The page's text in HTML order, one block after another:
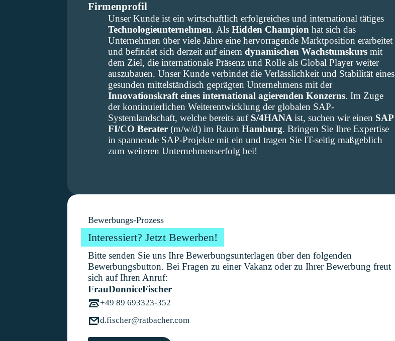
Firmenprofil
Unser Kunde ist ein wirtschaftlich erfolgreiches und international tätiges
Technologieunternehmen. Als Hidden Champion hat sich das
Unternehmen über viele Jahre eine hervorragende Marktposition erarbeitet
und befindet sich derzeit auf einem dynamischen Wachstumskurs mit
dem Ziel, die internationale Präsenz und Rolle als Global Player weiter
auszubauen. Unser Kunde verbindet die Verlässlichkeit und Stabilität eines
gesunden mittelständisch geprägten Unternehmens mit der
Innovationskraft eines international agierenden Konzerns. Im Zuge
der kontinuierlichen Weiterentwicklung der globalen SAP-
Systemlandschaft, welche bereits auf S/4HANA ist, suchen wir einen SAP
FI/CO Berater (m/w/d) im Raum Hamburg. Bringen Sie Ihre Expertise
in spannende SAP-Projekte mit ein und tragen Sie IT-seitig maßgeblich
zum weiteren Unternehmenserfolg bei!
Bewerbungs-Prozess
Interessiert? Jetzt Bewerben!
Bitte senden Sie uns Ihre Bewerbungsunterlagen über den folgenden
Bewerbungsbutton. Bei Fragen zu einer Vakanz oder zu Ihrer Bewerbung freut
sich auf Ihren Anruf:
FrauDonniceFischer
+49 89 693323-352
d.fischer@ratbacher.com